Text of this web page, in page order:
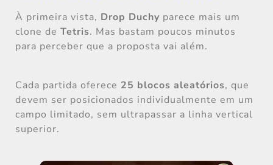
À primeira vista, Drop Duchy parece mais um
clone de Tetris. Mas bastam poucos minutos
para perceber que a proposta vai além.
Cada partida oferece 25 blocos aleatórios, que
devem ser posicionados individualmente em um
campo limitado, sem ultrapassar a linha vertical
superior.